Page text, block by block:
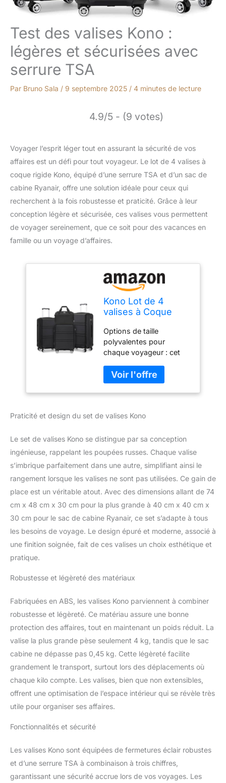
Test des valises Kono :
légères et sécurisées avec
serrure TSA
Par Bruno Sala / 9 septembre 2025 / 4 minutes de lecture
4.9/5 - (9 votes)
Voyager l’esprit léger tout en assurant la sécurité de vos
affaires est un défi pour tout voyageur. Le lot de 4 valises à
coque rigide Kono, équipé d’une serrure TSA et d’un sac de
cabine Ryanair, offre une solution idéale pour ceux qui
recherchent à la fois robustesse et praticité. Grâce à leur
conception légère et sécurisée, ces valises vous permettent
de voyager sereinement, que ce soit pour des vacances en
famille ou un voyage d’affaires.
Kono Lot de 4
valises à Coque
Serrure TSA et Sac
de Cabine Ryanair,
Noir, 4 Piece Sets,
Ensembles de
Bagages
Options de taille
polyvalentes pour
chaque voyageur : cet
comprend une variété de
tailles pour répondre à
tous vos besoins de
comprend une valise de
cm, 2,5 kg, 38 L), une
valise de 61 cm (65 x 41
x 26 cm, 3,1 kg, 64 L),
une valise de 74 x 48 x
30 cm, 4 kg, 100 l) et un
sac de cabine Ryanair
(40 x 20 x 20 x 20 x 20
cm). 5 cm. 45 kg, 20 l)
Que vous alliez pour un
court voyage d'affaires
ou de longues vacances,
durables pour un voyage
ensemble de bagages
est fabriqué en ABS
rigide pour les valises,
offrant une clôture
robuste et sûre pour vos
effets personnels. Le sac
de voyage est fabriqué
en tissu Oxford de haute
qualité, offrant durabilité
et finition élégante. Cette
combinaison garantit
Fonctionnalités avancées
et de sécurité : chaque
valise est équipée d'un
Praticité et design du set de valises Kono
Le set de valises Kono se distingue par sa conception
ingénieuse, rappelant les poupées russes. Chaque valise
s’imbrique parfaitement dans une autre, simplifiant ainsi le
rangement lorsque les valises ne sont pas utilisées. Ce gain de
place est un véritable atout. Avec des dimensions allant de 74
cm x 48 cm x 30 cm pour la plus grande à 40 cm x 40 cm x
30 cm pour le sac de cabine Ryanair, ce set s’adapte à tous
les besoins de voyage. Le design épuré et moderne, associé à
une finition soignée, fait de ces valises un choix esthétique et
pratique.
Robustesse et légèreté des matériaux
Fabriquées en ABS, les valises Kono parviennent à combiner
robustesse et légèreté. Ce matériau assure une bonne
protection des affaires, tout en maintenant un poids réduit. La
valise la plus grande pèse seulement 4 kg, tandis que le sac
cabine ne dépasse pas 0,45 kg. Cette légèreté facilite
grandement le transport, surtout lors des déplacements où
chaque kilo compte. Les valises, bien que non extensibles,
offrent une optimisation de l’espace intérieur qui se révèle très
utile pour organiser ses affaires.
Fonctionnalités et sécurité
Les valises Kono sont équipées de fermetures éclair robustes
et d’une serrure TSA à combinaison à trois chiffres,
garantissant une sécurité accrue lors de vos voyages. Les